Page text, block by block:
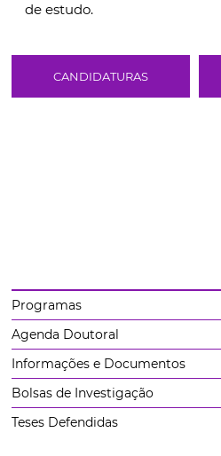
de estudo.
CANDIDATURAS
Programas
Agenda Doutoral
Informações e Documentos
Bolsas de Investigação
Teses Defendidas